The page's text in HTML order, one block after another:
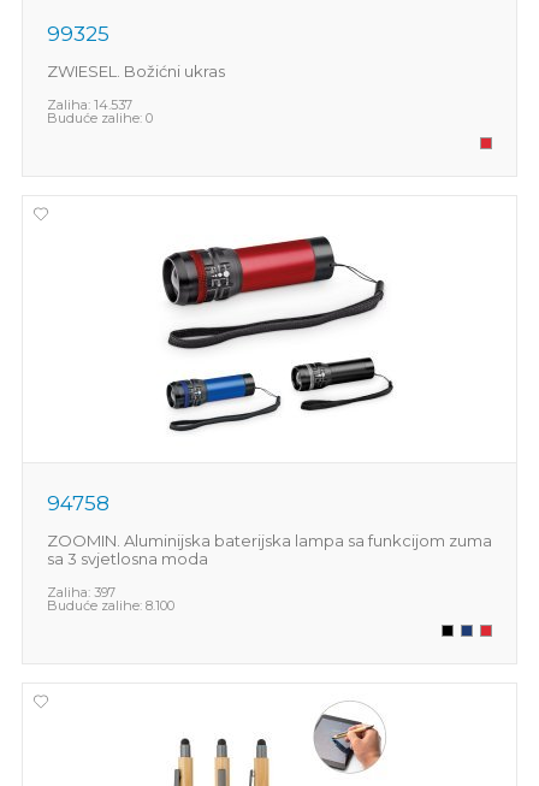
99325
ZWIESEL. Božićni ukras
Zaliha: 14.537
Buduće zalihe: 0
94758
ZOOMIN. Aluminijska baterijska lampa sa funkcijom zuma
sa 3 svjetlosna moda
Zaliha: 397
Buduće zalihe: 8.100